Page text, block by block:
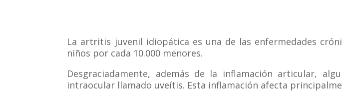
La artritis juvenil idiopática es una de las enfermedades
niños por cada 10.000 menores.
Desgraciadamente, además de la inflamación articular,
intraocular llamado uveítis. Esta inflamación afecta